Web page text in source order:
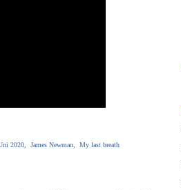
2020 James Newman My last breath